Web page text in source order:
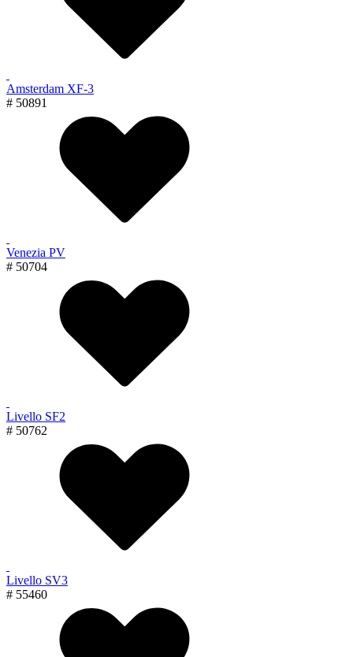
Amsterdam XF-3
# 50891
Venezia PV
# 50704
Livello SF2
# 50762
Livello SV3
# 55460